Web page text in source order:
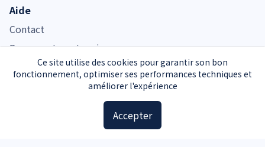
Ce site utilise des cookies pour garantir son bon
fonctionnement, optimiser ses performances techniques et
améliorer l'expérience
Accepter
Aide
Contact
Documents carte grise
Immatriculer.com est noté 4.7/5 pour son service de carte grise
Service carte grise privé et indépendant de l’Administration